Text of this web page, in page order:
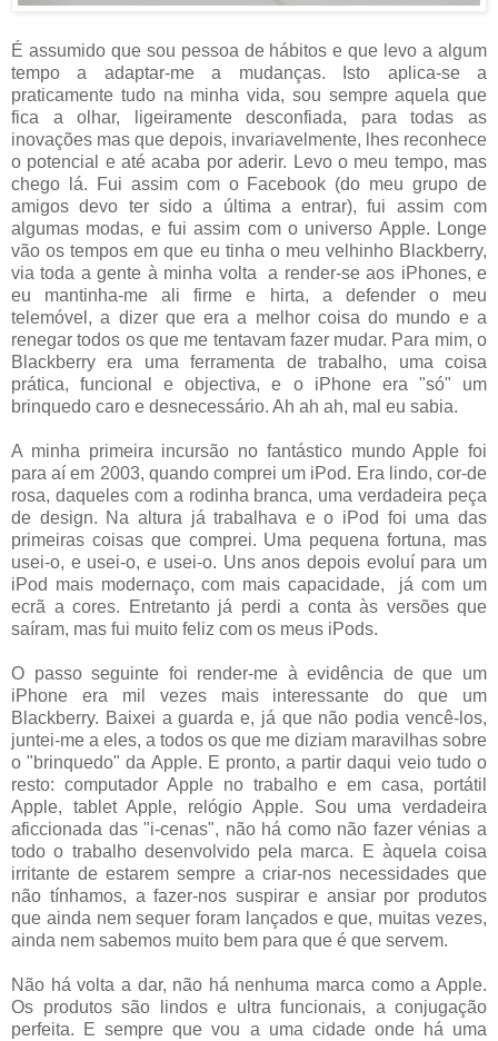
É assumido que sou pessoa de hábitos e que levo a algum
tempo a adaptar-me a mudanças. Isto aplica-se a
praticamente tudo na minha vida, sou sempre aquela que
fica a olhar, ligeiramente desconfiada, para todas as
inovações mas que depois, invariavelmente, lhes reconhece
o potencial e até acaba por aderir. Levo o meu tempo, mas
chego lá. Fui assim com o Facebook (do meu grupo de
amigos devo ter sido a última a entrar), fui assim com
algumas modas, e fui assim com o universo Apple. Longe
vão os tempos em que eu tinha o meu velhinho Blackberry,
via toda a gente à minha volta a render-se aos iPhones, e
eu mantinha-me ali firme e hirta, a defender o meu
telemóvel, a dizer que era a melhor coisa do mundo e a
renegar todos os que me tentavam fazer mudar. Para mim, o
Blackberry era uma ferramenta de trabalho, uma coisa
prática, funcional e objectiva, e o iPhone era "só" um
brinquedo caro e desnecessário. Ah ah ah, mal eu sabia.
A minha primeira incursão no fantástico mundo Apple foi
para aí em 2003, quando comprei um iPod. Era lindo, cor-de
rosa, daqueles com a rodinha branca, uma verdadeira peça
de design. Na altura já trabalhava e o iPod foi uma das
primeiras coisas que comprei. Uma pequena fortuna, mas
usei-o, e usei-o, e usei-o. Uns anos depois evoluí para um
iPod mais modernaço, com mais capacidade, já com um
ecrã a cores. Entretanto já perdi a conta às versões que
saíram, mas fui muito feliz com os meus iPods.
O passo seguinte foi render-me à evidência de que um
iPhone era mil vezes mais interessante do que um
Blackberry. Baixei a guarda e, já que não podia vencê-los,
juntei-me a eles, a todos os que me diziam maravilhas sobre
o "brinquedo" da Apple. E pronto, a partir daqui veio tudo o
resto: computador Apple no trabalho e em casa, portátil
Apple, tablet Apple, relógio Apple. Sou uma verdadeira
aficcionada das "i-cenas", não há como não fazer vénias a
todo o trabalho desenvolvido pela marca. E àquela coisa
irritante de estarem sempre a criar-nos necessidades que
não tínhamos, a fazer-nos suspirar e ansiar por produtos
que ainda nem sequer foram lançados e que, muitas vezes,
ainda nem sabemos muito bem para que é que servem.
Não há volta a dar, não há nenhuma marca como a Apple.
Os produtos são lindos e ultra funcionais, a conjugação
perfeita. E sempre que vou a uma cidade onde há uma